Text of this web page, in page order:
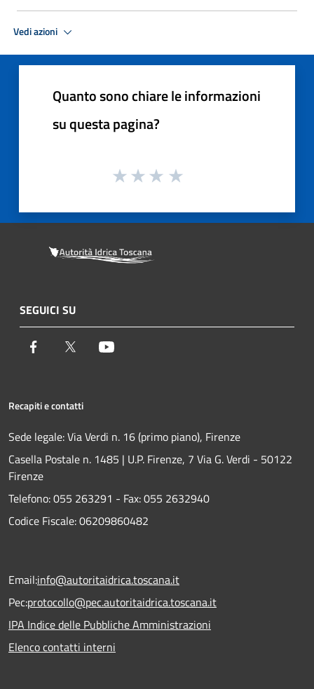
Vedi azioni
Quanto sono chiare le informazioni
su questa pagina?
SEGUICI SU
Facebook Twitter
Recapiti e contatti
Sede legale: Via Verdi n. 16 (primo piano), Firenze
Casella Postale n. 1485 | U.P. Firenze, 7 Via G. Verdi - 50122
Firenze
Telefono:055 263291 - Fax:055 2632940
Codice Fiscale: 06209860482
Email:info@autoritaidrica.toscana.it
Pec:protocollo@pec.autoritaidrica.toscana.it
IPA Indice delle Pubbliche Amministrazioni
Elenco contatti interni